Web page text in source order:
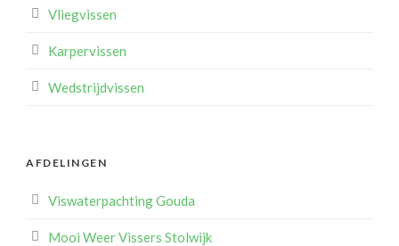
Vliegvissen
Karpervissen
Wedstrijdvissen
AFDELINGEN
Viswaterpachting Gouda
Mooi Weer Vissers Stolwijk